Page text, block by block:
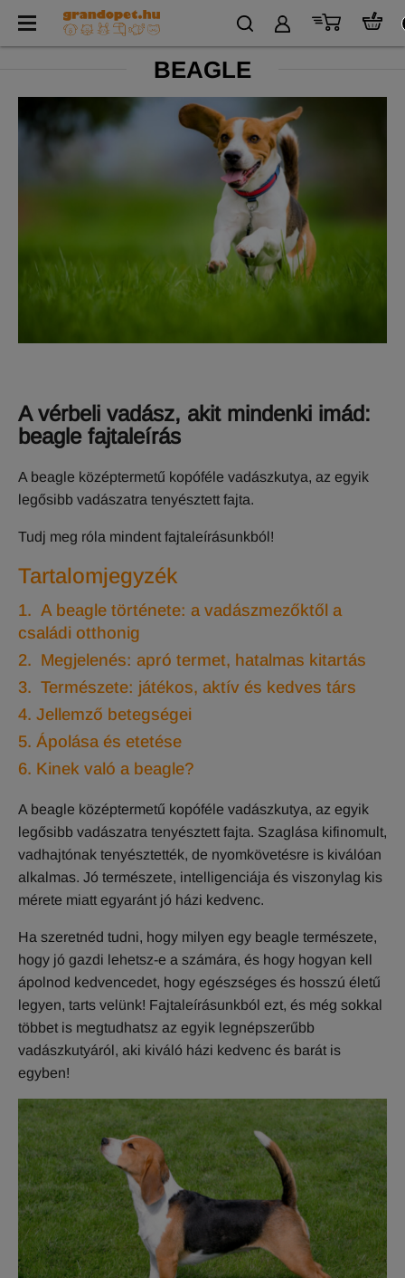
BEAGLE
A vérbeli vadász, akit mindenki imád:
beagle fajtaleírás
A beagle középtermetű kopóféle vadászkutya, az egyik
legősibb vadászatra tenyésztett fajta.
Tudj meg róla mindent fajtaleírásunkból!
Tartalomjegyzék
1. A beagle története: a vadászmezőktől a
családi otthonig
2. Megjelenés: apró termet, hatalmas kitartás
3. Természete: játékos, aktív és kedves társ
4. Jellemző betegségei
5. Ápolása és etetése
6. Kinek való a beagle?
A beagle középtermetű kopóféle vadászkutya, az egyik
legősibb vadászatra tenyésztett fajta. Szaglása kifinomult,
vadhajtónak tenyésztették, de nyomkövetésre is kiválóan
alkalmas. Jó természete, intelligenciája és viszonylag kis
mérete miatt egyaránt jó házi kedvenc.
Ha szeretnéd tudni, hogy milyen egy beagle természete,
hogy jó gazdi lehetsz-e a számára, és hogy hogyan kell
ápolnod kedvencedet, hogy egészséges és hosszú életű
legyen, tarts velünk! Fajtaleírásunkból ezt, és még sokkal
többet is megtudhatsz az egyik legnépszerűbb
vadászkutyáról, aki kiváló házi kedvenc és barát is
egyben!